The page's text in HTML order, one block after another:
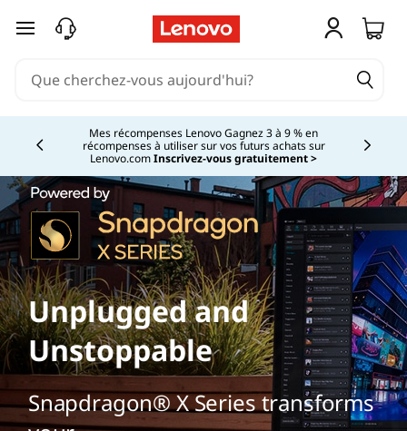
passer au contenu principal
Mes récompenses Lenovo Gagnez 3 à 9 % en
récompenses à utiliser sur vos futurs achats sur
Lenovo.comInscrivez-vous gratuitement >
Currently displaying item 2 of
Unplugged and
Unstoppable
Snapdragon® X Series transforms